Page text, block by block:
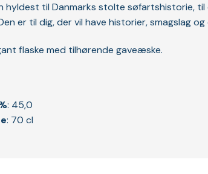
hyldest til Danmarks stolte søfartshistorie,
er til dig, der vil have historier, smagslag
flaske med tilhørende gaveæske.
: 45,0
: 70 cl